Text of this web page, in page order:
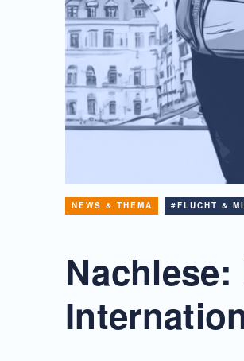
NEWS & THEMA #FLUCHT &